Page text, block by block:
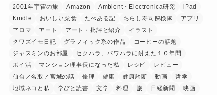
2001年宇宙の旅 Amazon Ambient・Electronica研究
iPad
Kindle
おいしい菜食 たべある記 ちらし寿司探検隊
アプリ
アロマ
アート アート・批評と紹介
イラスト
クワズイモ日記
グラフィック系の作品
コーヒーの話題
ジャスミンのお部屋
セクハラ、パワハラに耐えた１０年間
ポイ活
マンション理事長になった私 レシピ
レビュー
仙台／名取／宮城の話
修理 健康 健康診断 動画
哲学
地域ネコと私
学びと読書 文学 料理 旅 日経新聞
映画